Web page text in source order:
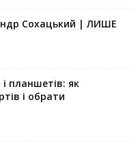
Сохацький | ЛИШЕ
планшетів: як
і обрати